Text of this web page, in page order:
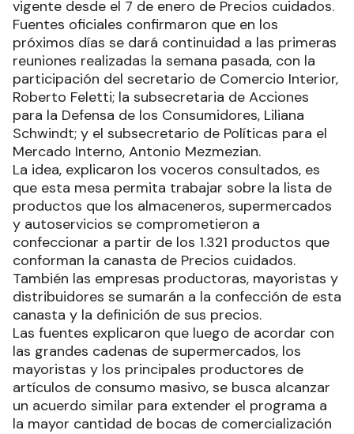
vigente desde el 7 de enero de Precios cuidados.
Fuentes oficiales confirmaron que en los
próximos días se dará continuidad a las primeras
reuniones realizadas la semana pasada, con la
participación del secretario de Comercio Interior,
Roberto Feletti; la subsecretaria de Acciones
para la Defensa de los Consumidores, Liliana
Schwindt; y el subsecretario de Políticas para el
Mercado Interno, Antonio Mezmezian.
La idea, explicaron los voceros consultados, es
que esta mesa permita trabajar sobre la lista de
productos que los almaceneros, supermercados
y autoservicios se comprometieron a
confeccionar a partir de los 1.321 productos que
conforman la canasta de Precios cuidados.
También las empresas productoras, mayoristas y
distribuidores se sumarán a la confección de esta
canasta y la definición de sus precios.
Las fuentes explicaron que luego de acordar con
las grandes cadenas de supermercados, los
mayoristas y los principales productores de
artículos de consumo masivo, se busca alcanzar
un acuerdo similar para extender el programa a
la mayor cantidad de bocas de comercialización